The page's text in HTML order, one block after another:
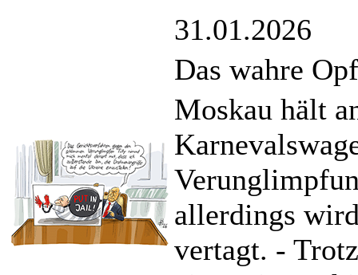
31.01.2026
Das wahre
Moskau hält
allerdings
vertagt. -